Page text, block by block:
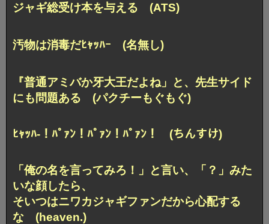
ジャギ総受け本を与える (ATS)
汚物は消毒だﾋｬｯﾊｰ (名無し)
『普通アミバか牙大王だよね」と、 先生サイド
にも問題ある (パクチーもぐもぐ)
ﾋｬｯﾊ-！ﾊﾟｧﾝ！ﾊﾟｧﾝ！ﾊﾟｧﾝ！ (ちんすけ)
「俺の名を言ってみろ！」と言い、「？」みた
いな顔したら、
そいつはニワカジャギファンだから心配する
な (heaven.)